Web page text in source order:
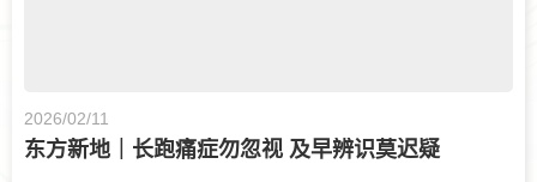
2026/02/11
东方新地｜长跑痛症勿忽视 及早辨识莫迟疑